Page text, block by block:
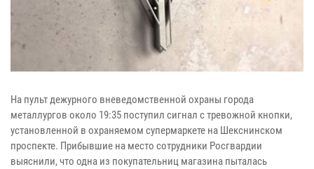
На пульт дежурного вневедомственной охраны города
металлургов около 19:35 поступил сигнал с тревожной кнопки,
установленной в охраняемом супермаркете на Шекснинском
проспекте. Прибывшие на место сотрудники Росгвардии
выяснили, что одна из покупательниц магазина пыталась